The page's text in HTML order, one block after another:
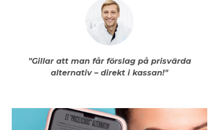
"Gillar att man får förslag på prisvärda
alternativ – direkt i kassan!"